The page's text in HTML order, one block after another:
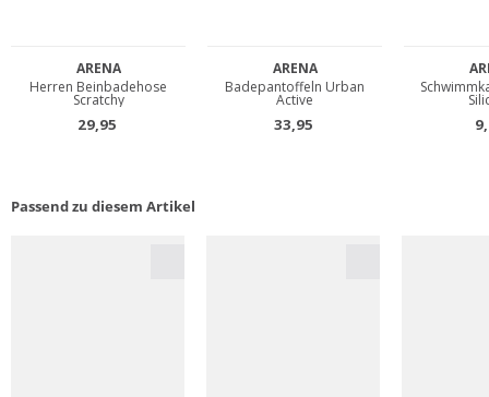
Passend zu diesem Artikel